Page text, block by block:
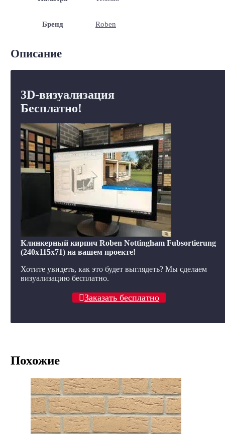
Бренд Roben
Описание
3D-визуализация
Бесплатно!
Клинкерный кирпич Roben Nottingham Fubsortierung
(240x115x71) на вашем проекте!
Хотите увидеть, как это будет выглядеть? Мы сделаем
визуализацию бесплатно.
Заказать бесплатно
Похожие